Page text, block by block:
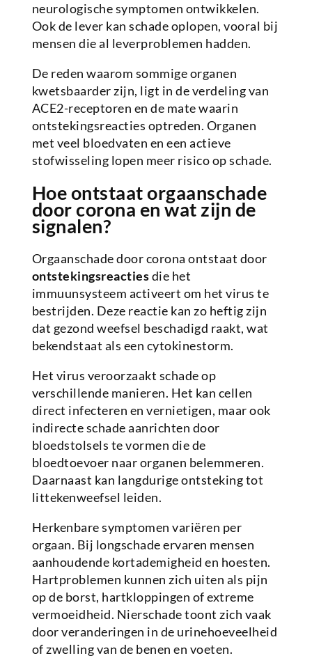
neurologische symptomen ontwikkelen.
Ook de lever kan schade oplopen, vooral bij
mensen die al leverproblemen hadden.
De reden waarom sommige organen
kwetsbaarder zijn, ligt in de verdeling van
ACE2-receptoren en de mate waarin
ontstekingsreacties optreden. Organen
met veel bloedvaten en een actieve
stofwisseling lopen meer risico op schade.
Hoe ontstaat orgaanschade
door corona en wat zijn de
signalen?
Orgaanschade door corona ontstaat door
ontstekingsreactiesdie het
immuunsysteem activeert om het virus te
bestrijden. Deze reactie kan zo heftig zijn
dat gezond weefsel beschadigd raakt, wat
bekendstaat als een cytokine­storm.
Het virus veroorzaakt schade op
verschillende manieren. Het kan cellen
direct infecteren en vernietigen, maar ook
indirecte schade aanrichten door
bloedstolsels te vormen die de
bloedtoevoer naar organen belemmeren.
Daarnaast kan langdurige ontsteking tot
littekenweefsel leiden.
Herkenbare symptomen variëren per
orgaan. Bij longschade ervaren mensen
aanhoudende kortademigheid en hoesten.
Hartproblemen kunnen zich uiten als pijn
op de borst, hartkloppingen of extreme
vermoeidheid. Nierschade toont zich vaak
door veranderingen in de urinehoeveelheid
of zwelling van de benen en voeten.